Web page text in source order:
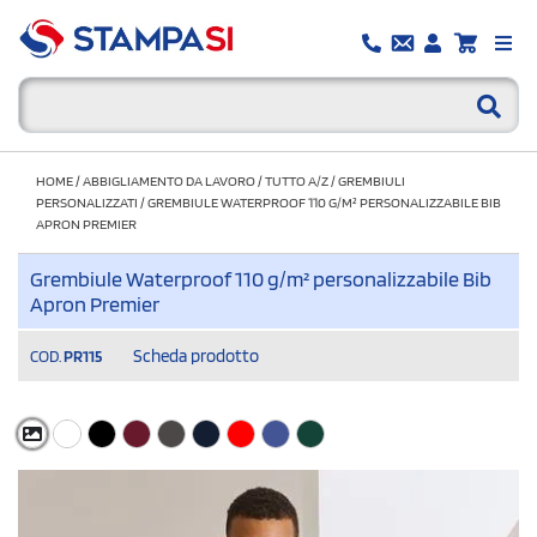
HOME/ABBIGLIAMENTO DA LAVORO/TUTTO A/Z/GREMBIULI
PERSONALIZZATI /GREMBIULE WATERPROOF 110 G/M² PERSONALIZZABILE BIB
APRON PREMIER
Grembiule Waterproof 110 g/m² personalizzabile Bib
Apron Premier
COD. PR115 Scheda prodotto